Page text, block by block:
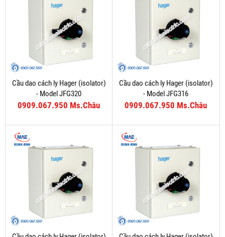
Cầu dao cách ly Hager (isolator)
- Model JFG320
0909.067.950 Ms.Châu
Cầu dao cách ly Hager (isolator)
- Model JFG316
0909.067.950 Ms.Châu